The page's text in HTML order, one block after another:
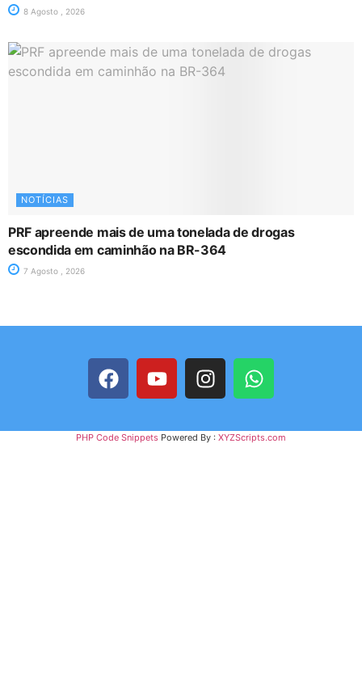
8 Agosto , 2026
NOTÍCIAS
PRF apreende mais de uma tonelada de drogas
escondida em caminhão na BR-364
7 Agosto , 2026
PHP Code Snippets Powered By : XYZScripts.com